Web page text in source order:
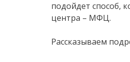
подойдет способ,
центра – МФЦ.
Рассказываем